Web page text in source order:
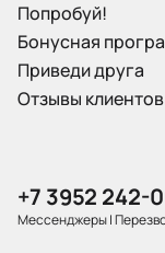
Попробуй!
Бонусная
Приведи друга
Отзывы клиентов
+7 3952 242-
Мессенджеры|